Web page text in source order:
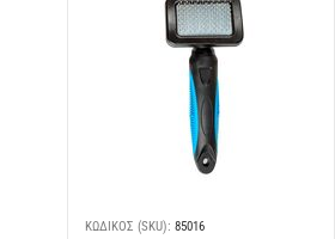
ΚΩΔΙΚΟΣ (SKU): 85016